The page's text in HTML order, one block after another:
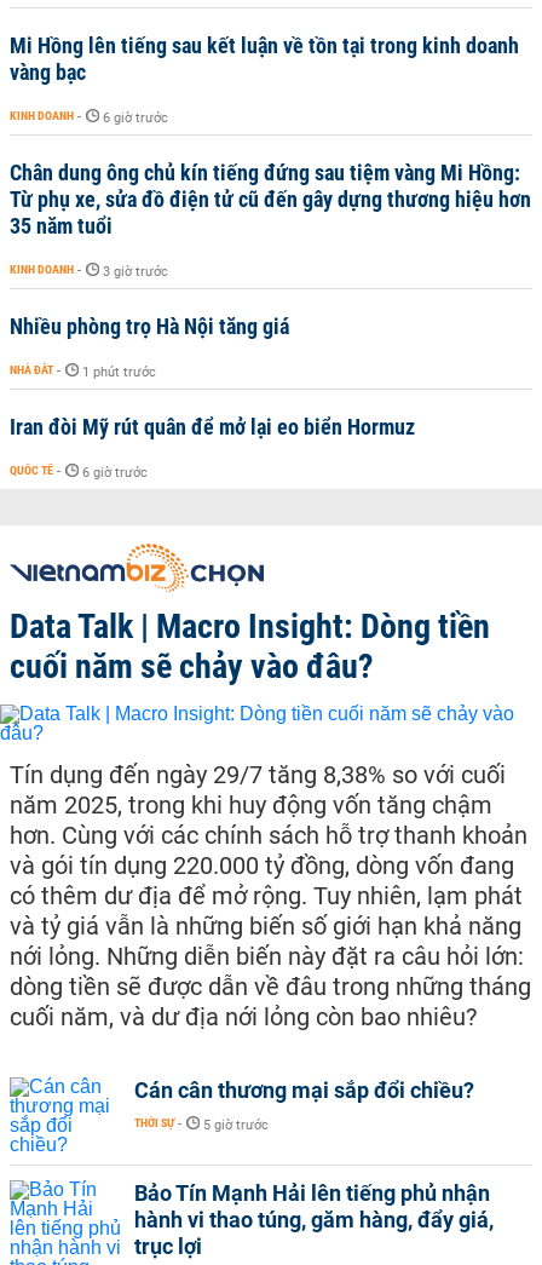
Mi Hồng lên tiếng sau kết luận về tồn tại trong kinh doanh
vàng bạc
KINH DOANH - 6 giờ trước
Chân dung ông chủ kín tiếng đứng sau tiệm vàng Mi Hồng:
Từ phụ xe, sửa đồ điện tử cũ đến gây dựng thương hiệu hơn
35 năm tuổi
KINH DOANH - 3 giờ trước
Nhiều phòng trọ Hà Nội tăng giá
NHÀ ĐẤT - 1 phút trước
Iran đòi Mỹ rút quân để mở lại eo biển Hormuz
QUỐC TẾ - 6 giờ trước
Data Talk | Macro Insight: Dòng tiền
cuối năm sẽ chảy vào đâu?
Tín dụng đến ngày 29/7 tăng 8,38% so với cuối
năm 2025, trong khi huy động vốn tăng chậm
hơn. Cùng với các chính sách hỗ trợ thanh khoản
và gói tín dụng 220.000 tỷ đồng, dòng vốn đang
có thêm dư địa để mở rộng. Tuy nhiên, lạm phát
và tỷ giá vẫn là những biến số giới hạn khả năng
nới lỏng. Những diễn biến này đặt ra câu hỏi lớn:
dòng tiền sẽ được dẫn về đâu trong những tháng
cuối năm, và dư địa nới lỏng còn bao nhiêu?
Cán cân thương mại sắp đổi chiều?
THỜI SỰ - 5 giờ trước
Bảo Tín Mạnh Hải lên tiếng phủ nhận
hành vi thao túng, găm hàng, đẩy giá,
trục lợi